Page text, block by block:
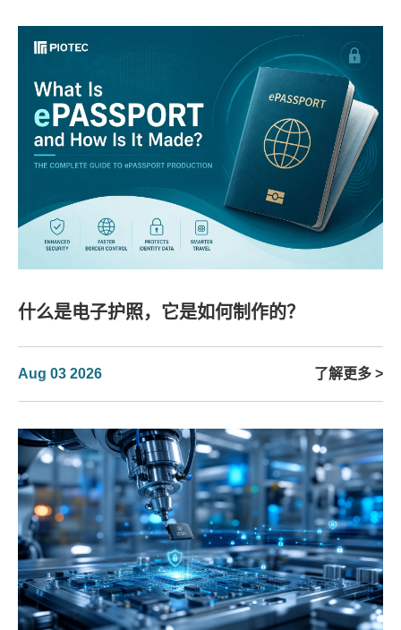
什么是电子护照，它是如何制作的？
Aug 03 2026 了解更多 >